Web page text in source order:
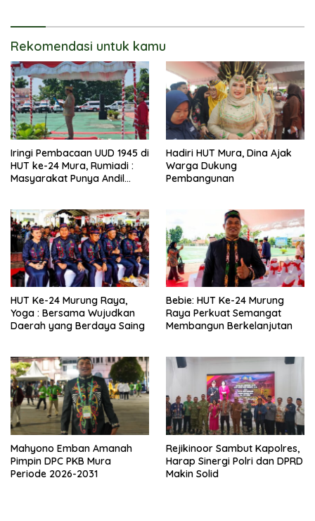
Rekomendasi untuk kamu
Iringi Pembacaan UUD 1945 di
HUT ke-24 Mura, Rumiadi :
Masyarakat Punya Andil
Hadiri HUT Mura, Dina Ajak
Warga Dukung
Pembangunan
HUT Ke-24 Murung Raya,
Yoga : Bersama Wujudkan
Daerah yang Berdaya Saing
Bebie: HUT Ke-24 Murung
Raya Perkuat Semangat
Membangun Berkelanjutan
Mahyono Emban Amanah
Pimpin DPC PKB Mura
Periode 2026-2031
Rejikinoor Sambut Kapolres,
Harap Sinergi Polri dan DPRD
Makin Solid